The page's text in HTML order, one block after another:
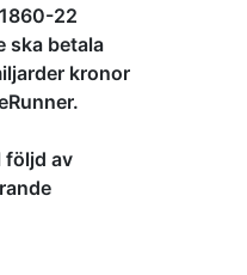
22
ska betala
kronor
följd av